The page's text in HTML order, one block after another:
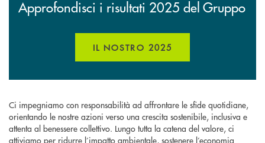
Approfondisci i risultati 2025 del Gruppo
IL NOSTRO 2025
Ci impegniamo con responsabilità ad affrontare le sfide quotidiane,
orientando le nostre azioni verso una crescita sostenibile, inclusiva e
attenta al benessere collettivo. Lungo tutta la catena del valore, ci
attiviamo per ridurre l’impatto ambientale, sostenere l’economia